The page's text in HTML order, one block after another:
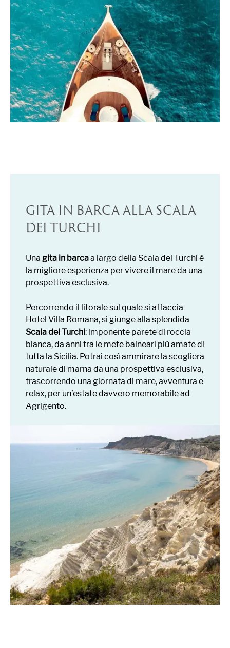
GITA IN BARCA ALLA SCALA
DEI TURCHI
Una gita in barcaa largo della Scala dei Turchi è
la migliore esperienza per vivere il mare da una
prospettiva esclusiva.
Percorrendo il litorale sul quale si affaccia
Hotel Villa Romana, si giunge alla splendida
Scala dei Turchi: imponente parete di roccia
bianca, da anni tra le mete balneari più amate di
tutta la Sicilia. Potrai così ammirare la scogliera
naturale di marna da una prospettiva esclusiva,
trascorrendo una giornata di mare, avventura e
relax, per un’estate davvero memorabile ad
Agrigento.